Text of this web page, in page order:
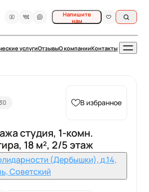
Напишите
нам
услугиОтзывыО компанииКонтакты
В избранное
студия, 1-комн.
18 м², 2/5 этаж
(Дербышки), д.14,
Советский